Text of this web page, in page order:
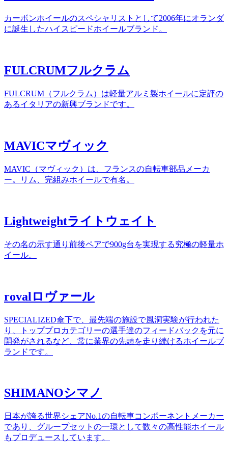
カーボンホイールのスペシャリストとして2006年にオランダ
に誕生したハイスピードホイールブランド。
FULCRUMフルクラム
FULCRUM（フルクラム）は軽量アルミ製ホイールに定評の
あるイタリアの新興ブランドです。
MAVICマヴィック
MAVIC（マヴィック）は、フランスの自転車部品メーカ
ー。リム、完組みホイールで有名。
Lightweightライトウェイト
その名の示す通り前後ペアで900g台を実現する究極の軽量ホ
イール。
roval ロヴァール
SPECIALIZED傘下で、最先端の施設で風洞実験が行われた
り、トッププロカテゴリーの選手達のフィードバックを元に
開発がされるなど、常に業界の先頭を走り続けるホイールブ
ランドです。
SHIMANOシマノ
日本が誇る世界シェアNo.1の自転車コンポーネントメーカー
であり、グループセットの一環として数々の高性能ホイール
もプロデュースしています。